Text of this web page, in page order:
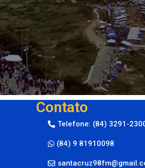
Contato
Telefone: (84) 3291-
(84) 9 81910098